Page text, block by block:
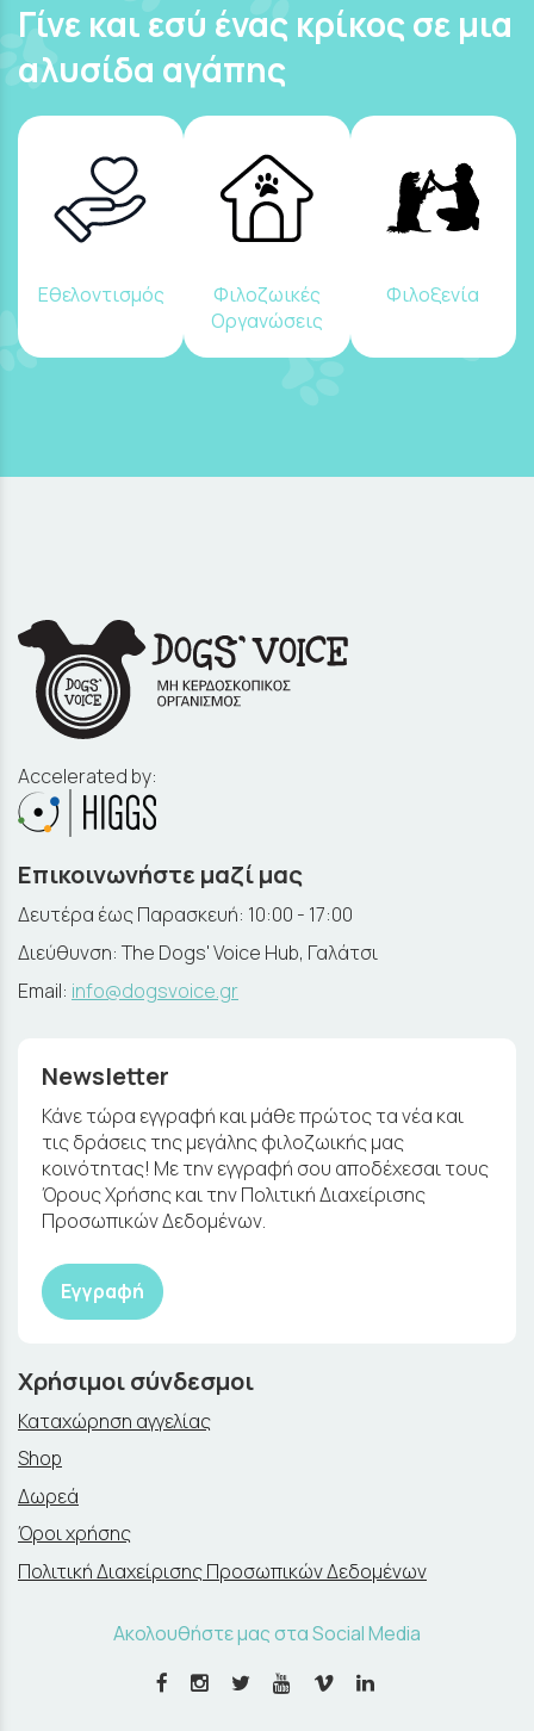
Γίνε και εσύ ένας κρίκος σε μια
αλυσίδα αγάπης
Εθελοντισμός
Φιλοζωικές
Οργανώσεις
Φιλοξενία
Accelerated by:
Επικοινωνήστε μαζί μας
Δευτέρα έως Παρασκευή: 10:00 - 17:00
Διεύθυνση: The Dogs' Voice Hub, Γαλάτσι
Email: info@dogsvoice.gr
Newsletter
Κάνε τώρα εγγραφή και μάθε πρώτος τα νέα και
τις δράσεις της μεγάλης φιλοζωικής μας
κοινότητας! Με την εγγραφή σου αποδέχεσαι τους
Όρους Χρήσης και την Πολιτική Διαχείρισης
Προσωπικών Δεδομένων.
Εγγραφή
Χρήσιμοι σύνδεσμοι
Καταχώρηση αγγελίας
Shop
Δωρεά
Όροι χρήσης
Πολιτική Διαχείρισης Προσωπικών Δεδομένων
Ακολουθήστε μας στα Social Media